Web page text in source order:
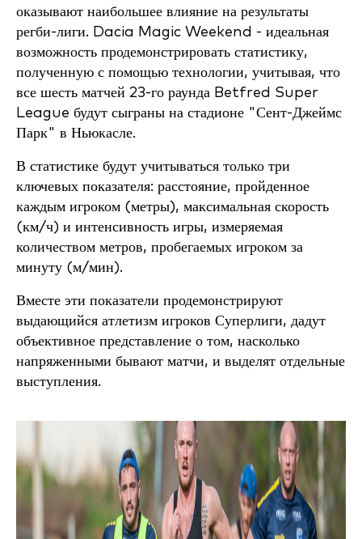
оказывают наибольшее влияние на результаты
регби-лиги. Dacia Magic Weekend - идеальная
возможность продемонстрировать статистику,
полученную с помощью технологии, учитывая, что
все шесть матчей 23-го раунда Betfred Super
League будут сыграны на стадионе "Сент-Джеймс
Парк" в Ньюкасле.
В статистике будут учитываться только три
ключевых показателя: расстояние, пройденное
каждым игроком (метры), максимальная скорость
(км/ч) и интенсивность игры, измеряемая
количеством метров, пробегаемых игроком за
минуту (м/мин).
Вместе эти показатели продемонстрируют
выдающийся атлетизм игроков Суперлиги, дадут
объективное представление о том, насколько
напряженными бывают матчи, и выделят отдельные
выступления.